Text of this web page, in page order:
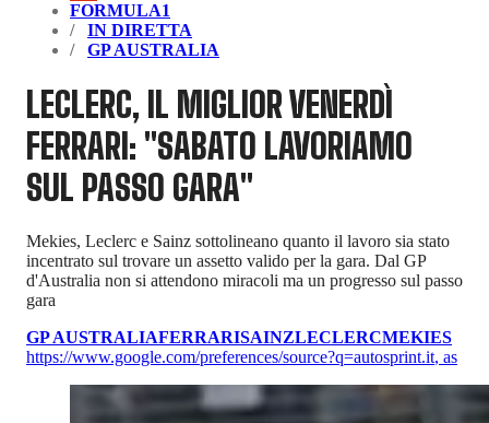
FORMULA1
IN DIRETTA
GP AUSTRALIA
LECLERC, IL MIGLIOR VENERDÌ
FERRARI: "SABATO LAVORIAMO
SUL PASSO GARA"
Mekies, Leclerc e Sainz sottolineano quanto il lavoro sia stato
incentrato sul trovare un assetto valido per la gara. Dal GP
d'Australia non si attendono miracoli ma un progresso sul passo
gara
GP AUSTRALIAFERRARISAINZLECLERCMEKIES
https://www.google.com/preferences/source?q=autosprint.it, as